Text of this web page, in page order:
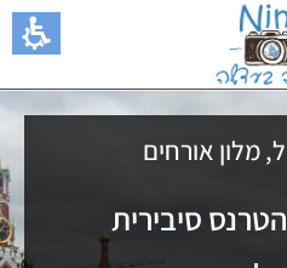
,מלון אורחים
סיבירית